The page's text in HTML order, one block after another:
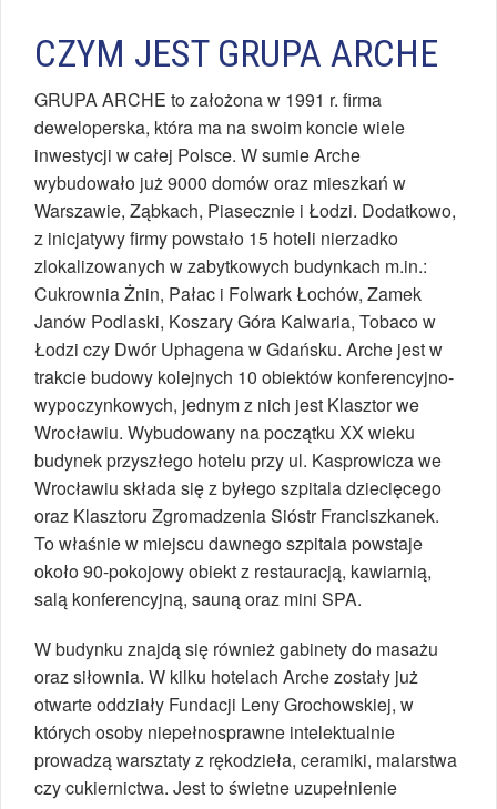
CZYM JEST GRUPA ARCHE
GRUPA ARCHE to założona w 1991 r. firma
deweloperska, która ma na swoim koncie wiele
inwestycji w całej Polsce. W sumie Arche
wybudowało już 9000 domów oraz mieszkań w
Warszawie, Ząbkach, Piasecznie i Łodzi. Dodatkowo,
z inicjatywy firmy powstało 15 hoteli nierzadko
zlokalizowanych w zabytkowych budynkach m.in.:
Cukrownia Żnin, Pałac i Folwark Łochów, Zamek
Janów Podlaski, Koszary Góra Kalwaria, Tobaco w
Łodzi czy Dwór Uphagena w Gdańsku. Arche jest w
trakcie budowy kolejnych 10 obiektów konferencyjno-
wypoczynkowych, jednym z nich jest Klasztor we
Wrocławiu. Wybudowany na początku XX wieku
budynek przyszłego hotelu przy ul. Kasprowicza we
Wrocławiu składa się z byłego szpitala dziecięcego
oraz Klasztoru Zgromadzenia Sióstr Franciszkanek.
To właśnie w miejscu dawnego szpitala powstaje
około 90-pokojowy obiekt z restauracją, kawiarnią,
salą konferencyjną, sauną oraz mini SPA.
W budynku znajdą się również gabinety do masażu
oraz siłownia. W kilku hotelach Arche zostały już
otwarte oddziały Fundacji Leny Grochowskiej, w
których osoby niepełnosprawne intelektualnie
prowadzą warsztaty z rękodzieła, ceramiki, malarstwa
czy cukiernictwa. Jest to świetne uzupełnienie